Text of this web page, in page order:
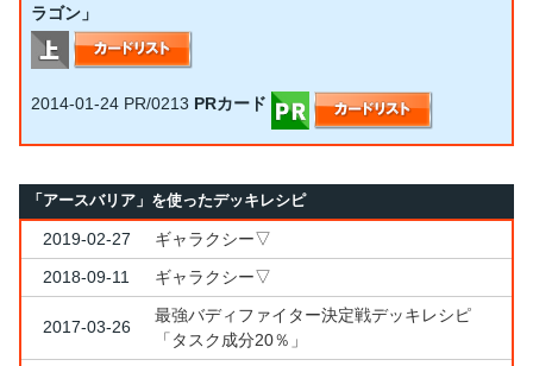
ラゴン」
2014-01-24 PR/0213 PRカード
「アースバリア」を使ったデッキレシピ
2019-02-27
ギャラクシー▽
2018-09-11
ギャラクシー▽
2017-03-26
最強バディファイター決定戦デッキレシピ
「タスク成分20％」